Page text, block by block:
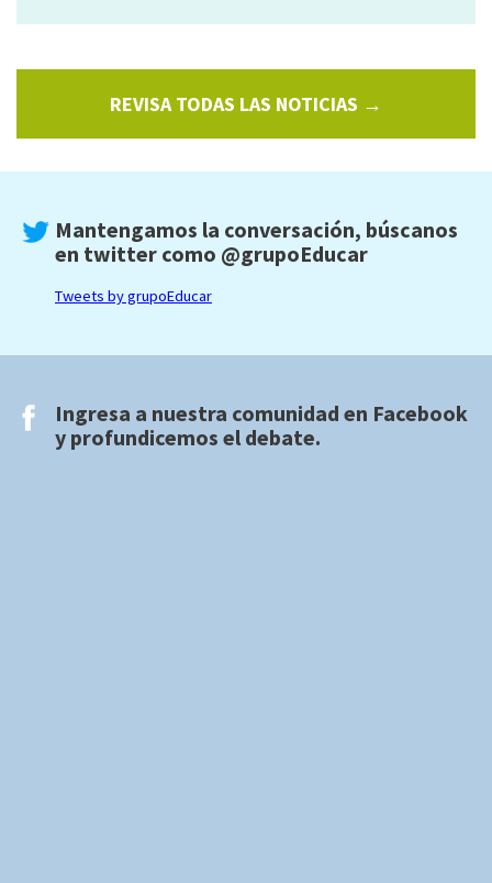
REVISA TODAS LAS NOTICIAS →
Mantengamos la conversación, búscanos
en twitter como @grupoEducar
Tweets by grupoEducar
Ingresa a nuestra comunidad en Facebook
y profundicemos el debate.